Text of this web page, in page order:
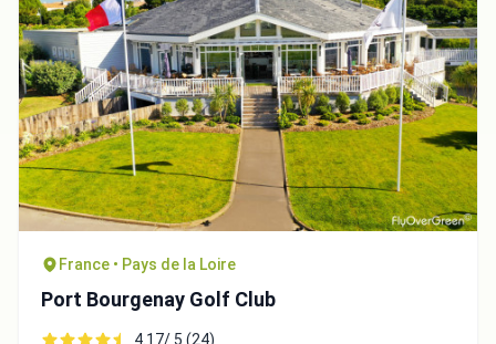
France • Pays de la Loire
Port Bourgenay Golf Club
4.17/ 5 (24)